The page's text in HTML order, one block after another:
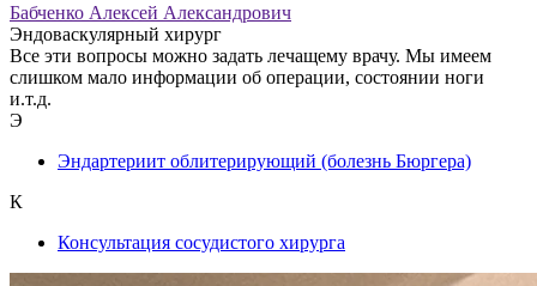
Бабченко Алексей Александрович
Эндоваскулярный хирург
Все эти вопросы можно задать лечащему врачу. Мы имеем
слишком мало информации об операции, состоянии ноги
и.т.д.
Э
Эндартериит облитерирующий (болезнь Бюргера)
К
Консультация сосудистого хирурга